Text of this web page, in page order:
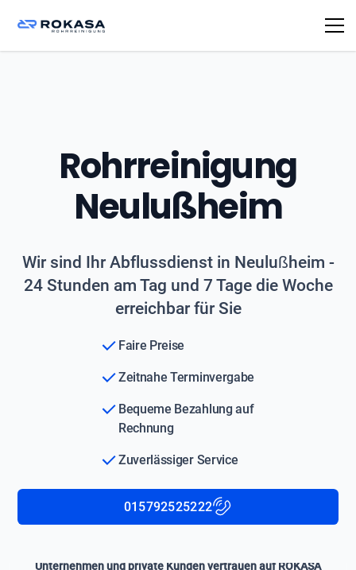
Rohrreinigung
Neulußheim
Wir sind Ihr Abflussdienst in Neulußheim -
24 Stunden am Tag und 7 Tage die Woche
erreichbar für Sie
Faire Preise
Zeitnahe Terminvergabe
Bequeme Bezahlung auf
Rechnung
Zuverlässiger Service
015792525222
Unternehmen und private Kunden vertrauen auf ROKASA